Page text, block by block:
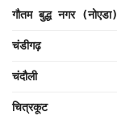
गौतम बुद्ध नगर (नोएडा)
चंडीगढ़
चंदौली
चित्रकूट